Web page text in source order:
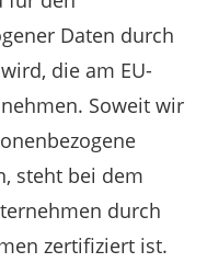
Daten durch
die am EU-
Soweit wir
steht bei dem
durch
zertifiziert ist.